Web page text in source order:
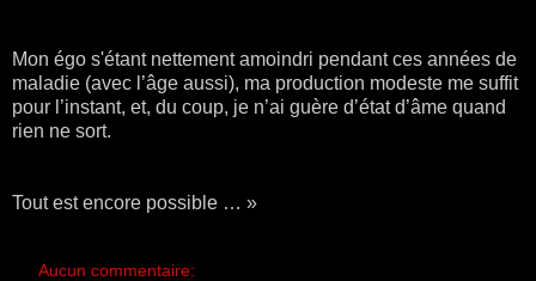
Mon égo s'étant nettement amoindri pendant ces années de
maladie (avec l’âge aussi), ma production modeste me suffit
pour l’instant, et, du coup, je n’ai guère d’état d’âme quand
rien ne sort.
Tout est encore possible … »
Aucun commentaire: